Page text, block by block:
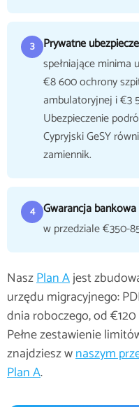
3
Prywatne
spełniające minima
€8 600 ochrony
ambulatoryjnej i €3
Ubezpieczenie
Cypryjski GeSY
zamiennik.
4 Gwarancja bankowa
w przedziale €350-
NaszPlan Ajest
urzędu migracyjnego:
dnia roboczego, od
Pełne zestawienie
znajdziesz wnaszym
Plan A.